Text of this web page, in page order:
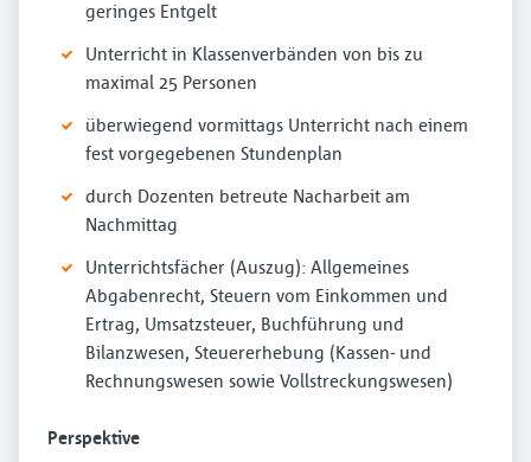
geringes Entgelt
Unterricht in Klassenverbänden von bis zu
maximal 25 Personen
überwiegend vormittags Unterricht nach einem
fest vorgegebenen Stundenplan
durch Dozenten betreute Nacharbeit am
Nachmittag
Unterrichtsfächer (Auszug): Allgemeines
Abgabenrecht, Steuern vom Einkommen und
Ertrag, Umsatzsteuer, Buchführung und
Bilanzwesen, Steuererhebung (Kassen- und
Rechnungswesen sowie Vollstreckungswesen)
Perspektive